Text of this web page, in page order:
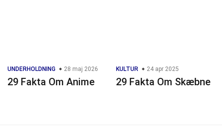
UNDERHOLDNING 28 maj 2026
29 Fakta Om Anime
KULTUR 24 apr 2025
29 Fakta Om Skæbne